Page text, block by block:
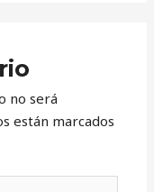
no será
están marcados